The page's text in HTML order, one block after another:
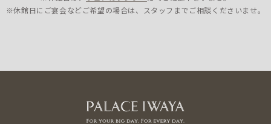
※休館日にご宴会などご希望の場合は、スタッフまでご相談くださいませ。